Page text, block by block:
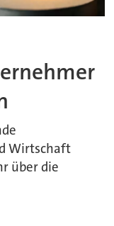
Wirtschaft
über die